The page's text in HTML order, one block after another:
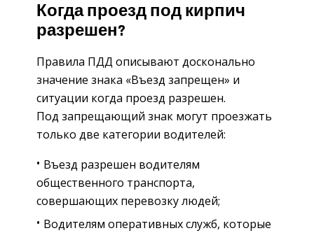
Когда проезд под кирпич
разрешен?
Правила ПДД описывают досконально
значение знака «Въезд запрещен» и
ситуации когда проезд разрешен.
Под запрещающий знак могут проезжать
только две категории водителей:
Въезд разрешен водителям
общественного транспорта,
совершающих перевозку людей;
Водителям оперативных служб, которые